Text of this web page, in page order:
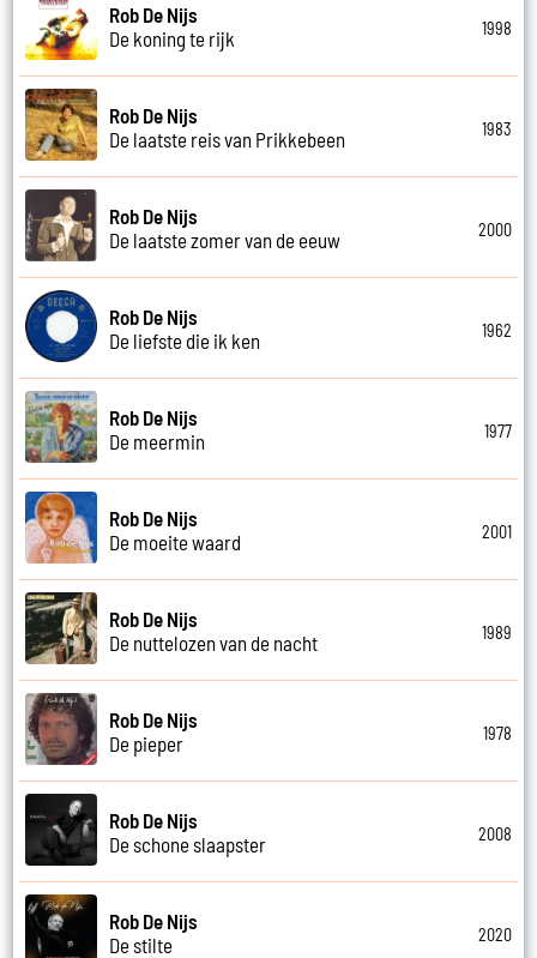
Rob De Nijs
De koning te rijk
1998
Rob De Nijs
De laatste reis van Prikkebeen
1983
Rob De Nijs
De laatste zomer van de eeuw
2000
Rob De Nijs
De liefste die ik ken
1962
Rob De Nijs
De meermin
1977
Rob De Nijs
De moeite waard
2001
Rob De Nijs
De nuttelozen van de nacht
1989
Rob De Nijs
De pieper
1978
Rob De Nijs
De schone slaapster
2008
Rob De Nijs
De stilte
2020